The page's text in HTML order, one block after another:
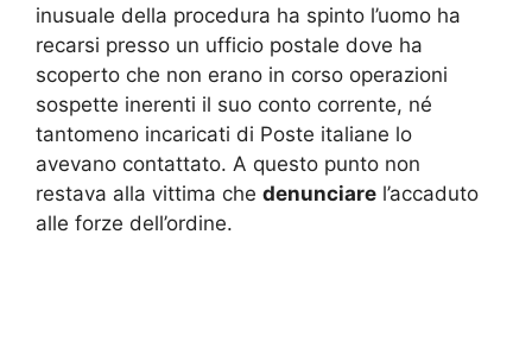
inusuale della procedura ha spinto l’uomo ha
recarsi presso un ufficio postale dove ha
scoperto che non erano in corso operazioni
sospette inerenti il suo conto corrente, né
tantomeno incaricati di Poste italiane lo
avevano contattato. A questo punto non
restava alla vittima che denunciare l’accaduto
alle forze dell’ordine.